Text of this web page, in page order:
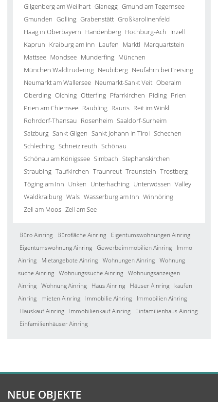
Gilgenberg am Weilhart Glanegg Gmund am Tegernsee
Gmunden Golling Grabenstätt Großkarolinenfeld
Haag in Oberbayern Handenberg Hochburg-Ach Inzell
Kaprun Kraiburg am Inn Laufen Marktl Marquartstein
Mattsee Mondsee Munderfing München
München Waldtrudering Neubiberg Neufahrn bei Freising
Neumarkt am Wallersee Neumarkt-Sankt Veit Oberalm
Oberding Olching Otterfing Pfarrkirchen Piding Prien
Prien am Chiemsee Raubling Rauris Reit im Winkl
Rohrdorf-Thansau Rosenheim Saaldorf-Surheim
Salzburg Sankt Gilgen Sankt Johann in Tirol Schechen
Schleching Schneizlreuth Schönau
Schönau am Königssee Simbach Stephanskirchen
Straubing Taufkirchen Traunreut Traunstein Trostberg
Töging am Inn Unken Unterhaching Unterwössen Valley
Waldkraiburg Wals Wasserburg am Inn Winhöring
Zell am Moos Zell am See
Büro Ainring Bürofläche Ainring
Eigentumswohnungen Ainring
Eigentumswohnung Ainring Gewerbeimmobilien Ainring
Immo
Ainring
Mietangebote Ainring Wohnungen Ainring Wohnung
suche Ainring Wohnungssuche Ainring Wohnungsanzeigen
Ainring Wohnung Ainring Haus Ainring Häuser Ainring
kaufen
Ainring
mieten Ainring Immobilie Ainring
Immobilien Ainring
Hauskauf Ainring
Immobilienkauf Ainring
Einfamilienhaus Ainring
Einfamilienhäuser Ainring
NEUE OBJEKTE